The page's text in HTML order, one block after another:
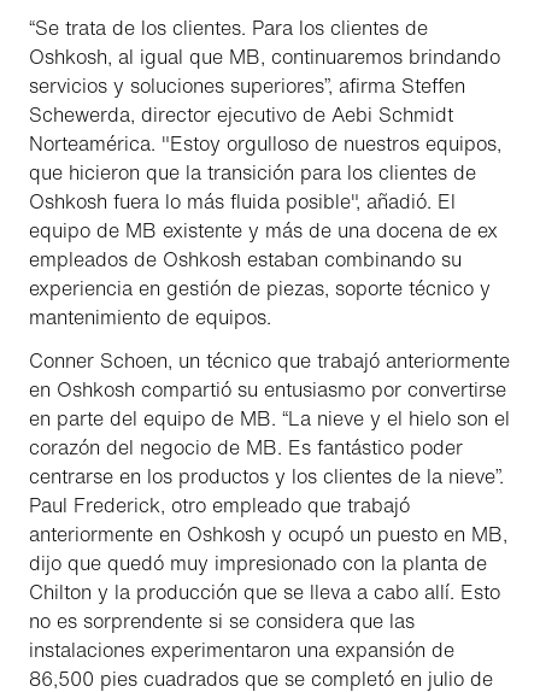
“Se trata de los clientes. Para los clientes de
Oshkosh, al igual que MB, continuaremos brindando
servicios y soluciones superiores”, afirma Steffen
Schewerda, director ejecutivo de Aebi Schmidt
Norteamérica. "Estoy orgulloso de nuestros equipos,
que hicieron que la transición para los clientes de
Oshkosh fuera lo más fluida posible", añadió. El
equipo de MB existente y más de una docena de ex
empleados de Oshkosh estaban combinando su
experiencia en gestión de piezas, soporte técnico y
mantenimiento de equipos.
Conner Schoen, un técnico que trabajó anteriormente
en Oshkosh compartió su entusiasmo por convertirse
en parte del equipo de MB. “La nieve y el hielo son el
corazón del negocio de MB. Es fantástico poder
centrarse en los productos y los clientes de la nieve”.
Paul Frederick, otro empleado que trabajó
anteriormente en Oshkosh y ocupó un puesto en MB,
dijo que quedó muy impresionado con la planta de
Chilton y la producción que se lleva a cabo allí. Esto
no es sorprendente si se considera que las
instalaciones experimentaron una expansión de
86,500 pies cuadrados que se completó en julio de